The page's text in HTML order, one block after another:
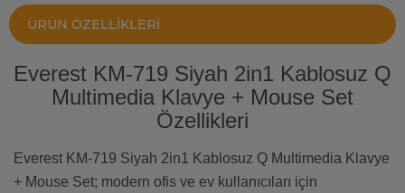
ÜRÜN ÖZELLIKLERI
Everest KM-719 Siyah 2in1 Kablosuz Q
Multimedia Klavye + Mouse Set
Özellikleri
Everest KM-719 Siyah 2in1 Kablosuz Q Multimedia Klavye
+ Mouse Set; modern ofis ve ev kullanıcıları için